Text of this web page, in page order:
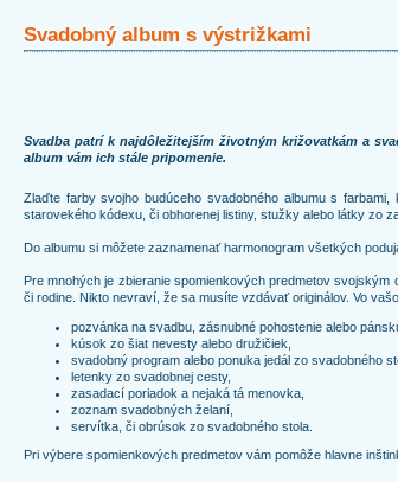
Svadobný album s výstrižkami
Svadba patrí k najdôležitejším životným križovatkám a
album vám ich stále pripomenie.
Zlaďte farby svojho budúceho svadobného albumu s
starovekého kódexu, či obhorenej listiny, stužky alebo látky zo
Do albumu si môžete zaznamenať harmonogram všetkých
Pre mnohých je zbieranie spomienkových predmetov
či rodine. Nikto nevraví, že sa musíte vzdávať originálov. Vo
pozvánka na svadbu, zásnubné pohostenie alebo
kúsok zo šiat nevesty alebo družičiek,
svadobný program alebo ponuka jedál zo svadobného
letenky zo svadobnej cesty,
zasadací poriadok a nejaká tá menovka,
zoznam svadobných želaní,
servítka, či obrúsok zo svadobného stola.
Pri výbere spomienkových predmetov vám pomôže hlavne